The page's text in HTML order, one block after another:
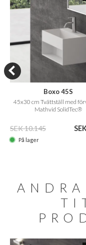
Boxo 45S
45x30 cm Tvättställ med
Mathvid SolidTec®
SEK 10.145
På lager